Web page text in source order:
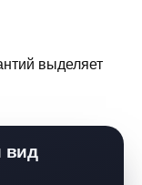
выделяет
вид